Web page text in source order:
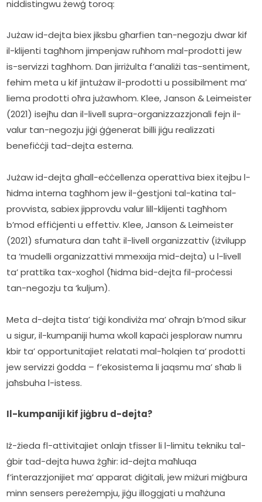
niddistingwu żewġ toroq:
Jużaw id-dejta biex jiksbu għarfien tan-negozju dwar kif
il-klijenti tagħhom jimpenjaw ruħhom mal-prodotti jew
is-servizzi tagħhom. Dan jirriżulta f’analiżi tas-sentiment,
fehim meta u kif jintużaw il-prodotti u possibilment ma’
liema prodotti oħra jużawhom. Klee, Janson & Leimeister
(2021) isejħu dan il-livell supra-organizzazzjonali fejn il-
valur tan-negozju jiġi ġġenerat billi jiġu realizzati
benefiċċji tad-dejta esterna.
Jużaw id-dejta għall-eċċellenza operattiva biex itejbu l-
ħidma interna tagħhom jew il-ġestjoni tal-katina tal-
provvista, sabiex jipprovdu valur lill-klijenti tagħhom
b’mod effiċjenti u effettiv. Klee, Janson & Leimeister
(2021) sfumatura dan taħt il-livell organizzattiv (iżvilupp
ta ‘mudelli organizzattivi mmexxija mid-dejta) u l-livell
ta’ prattika tax-xogħol (ħidma bid-dejta fil-proċessi
tan-negozju ta ‘kuljum).
Meta d-dejta tista’ tiġi kondiviża ma’ oħrajn b’mod sikur
u sigur, il-kumpaniji huma wkoll kapaċi jesploraw numru
kbir ta’ opportunitajiet relatati mal-ħolqien ta’ prodotti
jew servizzi ġodda – f’ekosistema li jaqsmu ma’ sħab li
jaħsbuha l-istess.
Il-kumpaniji kif jiġbru d-dejta?
Iż-żieda fl-attivitajiet onlajn tfisser li l-limitu tekniku tal-
ġbir tad-dejta huwa żgħir: id-dejta maħluqa
f’interazzjonijiet ma’ apparat diġitali, jew miżuri miġbura
minn sensers pereżempju, jiġu illoggjati u maħżuna